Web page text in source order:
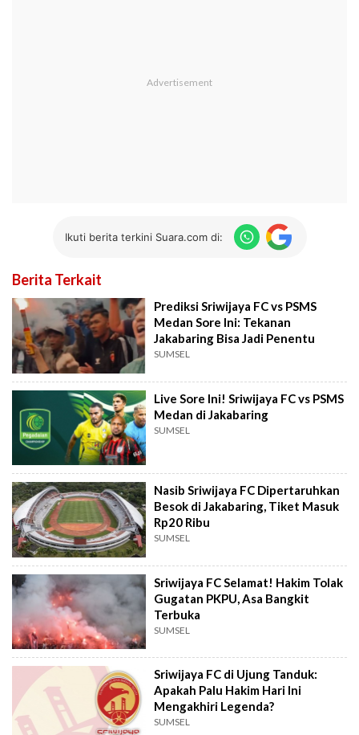
Ikuti berita terkini Suara.com di:
Berita Terkait
Prediksi Sriwijaya FC vs PSMS
Medan Sore Ini: Tekanan
Jakabaring Bisa Jadi Penentu
SUMSEL
Live Sore Ini! Sriwijaya FC vs PSMS
Medan di Jakabaring
SUMSEL
Nasib Sriwijaya FC Dipertaruhkan
Besok di Jakabaring, Tiket Masuk
Rp20 Ribu
SUMSEL
Sriwijaya FC Selamat! Hakim Tolak
Gugatan PKPU, Asa Bangkit
Terbuka
SUMSEL
Sriwijaya FC di Ujung Tanduk:
Apakah Palu Hakim Hari Ini
Mengakhiri Legenda?
SUMSEL